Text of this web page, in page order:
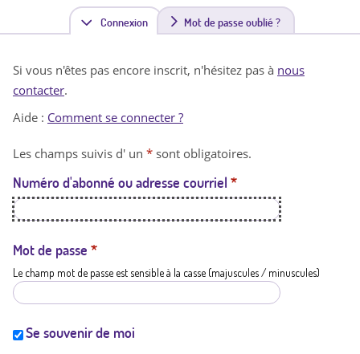
Connexion(
n
t
a
t
i
Mot de passe oublié ?
Si vous n'êtes pas encore inscrit, n'hésitez pas à nous
contacter.
Aide : Comment se connecter ?
Les champs suivis d' un * sont obligatoires.
Numéro d'abonné ou adresse courriel *
Mot de passe *
Le champ mot de passe est sensible à la casse (majuscules / minuscules)
Se souvenir de moi